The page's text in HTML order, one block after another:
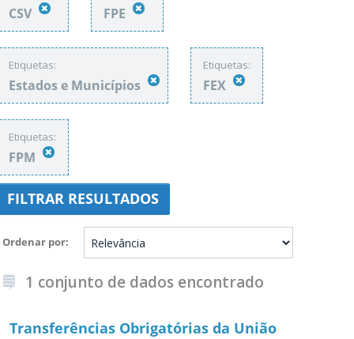
CSV FPE
Etiquetas:
Estados e Municípios
Etiquetas:
FEX
Etiquetas:
FPM
FILTRAR RESULTADOS
Ordenar por
1 conjunto de dados encontrado
Transferências Obrigatórias da União